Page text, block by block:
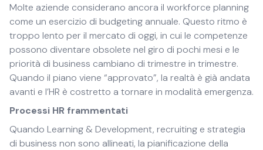
Molte aziende considerano ancora il workforce planning
come un esercizio di budgeting annuale. Questo ritmo è
troppo lento per il mercato di oggi, in cui le competenze
possono diventare obsolete nel giro di pochi mesi e le
priorità di business cambiano di trimestre in trimestre.
Quando il piano viene “approvato”, la realtà è già andata
avanti e l’HR è costretto a tornare in modalità emergenza.
Processi HR frammentati
Quando Learning & Development, recruiting e strategia
di business non sono allineati, la pianificazione della